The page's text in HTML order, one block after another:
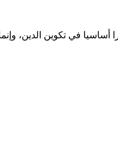
أساسيا في تكوين الدين،